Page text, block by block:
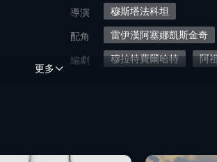
導演
穆斯塔法科坦
配角
雷伊漢阿塞娜凱斯金奇
編劇
穆拉特費爾哈特 阿
更多